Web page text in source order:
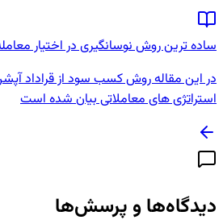
ترین روش نوسانگیری در اختیار معامله
این مقاله روش کسب سود از قراداد
های معاملاتی بیان شده است
و پرسش‌ها